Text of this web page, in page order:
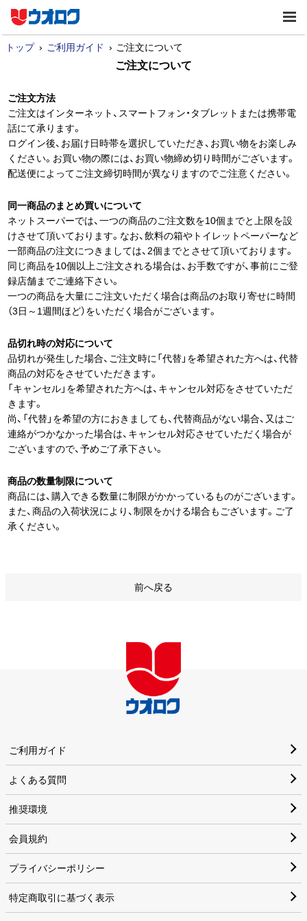
トップ ご利用ガイド ご注文について
ご注文について
ご注文方法
ご注文はインターネット、スマートフォン・タブレットまたは携帯電
話にて承ります。
ログイン後、お届け日時帯を選択していただき、お買い物をお楽しみ
ください。お買い物の際には、お買い物締め切り時間がございます。
配送便によってご注文締切時間が異なりますのでご注意ください。
同一商品のまとめ買いについて
ネットスーパーでは、一つの商品のご注文数を10個までと上限を設
けさせて頂いております。なお、飲料の箱やトイレットペーパーなど
一部商品の注文につきましては、2個までとさせて頂いております。
同じ商品を10個以上ご注文される場合は、お手数ですが、事前にご登
録店舗までご連絡下さい。
一つの商品を大量にご注文いただく場合は商品のお取り寄せに時間
（3日～1週間ほど）をいただく場合がございます。
品切れ時の対応について
品切れが発生した場合、ご注文時に「代替」を希望された方へは、代替
商品の対応をさせていただきます。
「キャンセル」を希望された方へは、キャンセル対応をさせていただ
きます。
尚、「代替」を希望の方におきましても、代替商品がない場合、又はご
連絡がつかなかった場合は、キャンセル対応させていただく場合が
ございますので、予めご了承下さい。
商品の数量制限について
商品には、購入できる数量に制限がかかっているものがございます。
また、商品の入荷状況により、制限をかける場合もございます。ご了
承ください。
前へ戻る
ご利用ガイド
よくある質問
推奨環境
会員規約
プライバシーポリシー
特定商取引に基づく表示